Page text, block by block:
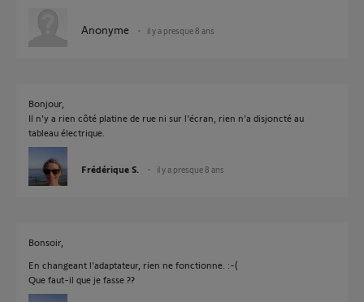
Anonyme il y a presque 8 ans
Bonjour,
Il n'y a rien côté platine de rue ni sur l'écran, rien n'a disjoncté au
tableau électrique.
Frédérique S. il y a presque 8 ans
Bonsoir,
En changeant l'adaptateur, rien ne fonctionne. :-(
Que faut-il que je fasse ??